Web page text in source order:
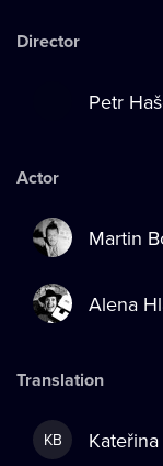
Director
Petr
Actor
Martin
Alena
Translation
KB